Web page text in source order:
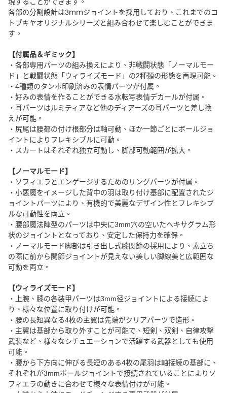
各部の分割設計は3ｍｍジョイントを採用しており、これまでのコ
トブキヤオリジナルシリーズと組み合わせて楽しむことができま
す。
【付属品＆ギミック】
・各部専用パーツの組み換えにより、非戦闘状態「ノーマルモー
ド」と戦闘状態「ウィライズモード」の2種類の形態を再現可能。
・4種類のタンポ印刷済みの表情パーツが付属。
・好みの表情を作ることができる水転写表情デカールが付属。
・耳パーツはルミティアなど他のディアーズの耳パーツと差し換
えが可能。
・尻尾は腰都の付け根部分は軸可動、ほか一節ごとにボールジョ
イントによりフレキシブルに可動。
・スカートはそれぞれ独立可動し、脚部可動範囲が拡大。
【ノーマルモード】
・ソフィエラとエンゲージするためのリングパーツが付属。
・小悪魔をイメージした背中の羽は取り付け基部に配置されたジ
ョイントパーツにより、有機的で美麗なデザイン性とフレキシブ
ルな可動性を両立。
・腰部魔法陣型のパーツは中央に3mm穴の空いたヘキサグラム形
状のジョイントとなっており、安定した保持力を確保。
・ノーマルモード脚部は引き出し式膝関節の採用により、素立ち
の際に前から関節ジョイントが見えない美しい脚線美と広範囲な
可動を両立。
【ウィライズモード】
・上腕、膝の各装甲パーツは3mm径ジョイントによる接続によ
り、様々な位置に取り付けが可能。
・腰の長短異なる4枚の主翼は先端がクリアパーツで造形。
・主翼は基部から取り外すことが可能で、短剣、双剣、自律攻撃
武装など、様々なシチュエーションで活躍する武器としても使用
可能。
・腰から下方向に伸びる長短のある4枚の尾羽は軸接続の基部に、
それぞれが3mmボールジョイントで接続されていることによりソ
フィエラの動きに合わせて様々な表情付けが可能。